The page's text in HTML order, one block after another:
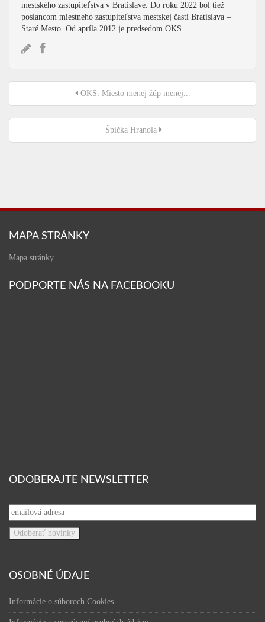
mestského zastupiteľstva v Bratislave. Do roku 2022 bol tiež
poslancom miestneho zastupiteľstva mestskej časti Bratislava –
Staré Mesto. Od apríla 2012 je predsedom OKS.
OKS: Miesto menej žúp menej...
Špička Hranola
MAPA STRÁNKY
Mapa stránky
PODPORTE NÁS NA FACEBOOKU
ODOBERAJTE NEWSLETTER
OSOBNÉ ÚDAJE
Informácie o súboroch Cookies